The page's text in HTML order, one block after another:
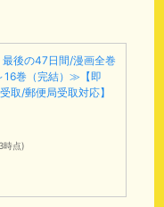
最後の47日間/漫画全巻
巻（完結）≫【即
取/郵便局受取対応】
時点)